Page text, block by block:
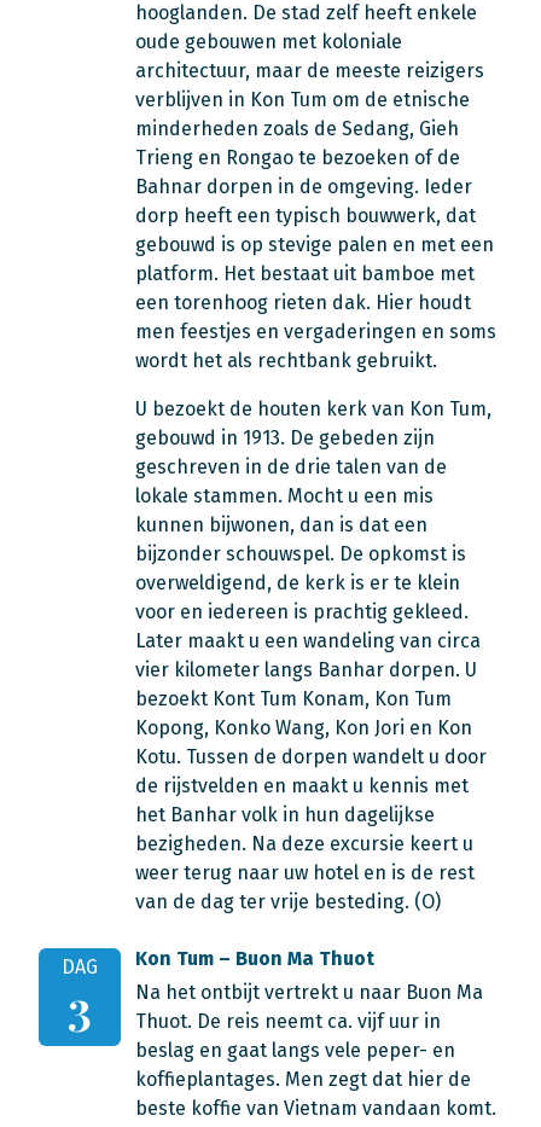
hooglanden. De stad zelf heeft enkele
oude gebouwen met koloniale
architectuur, maar de meeste reizigers
verblijven in Kon Tum om de etnische
minderheden zoals de Sedang, Gieh
Trieng en Rongao te bezoeken of de
Bahnar dorpen in de omgeving. Ieder
dorp heeft een typisch bouwwerk, dat
gebouwd is op stevige palen en met een
platform. Het bestaat uit bamboe met
een torenhoog rieten dak. Hier houdt
men feestjes en vergaderingen en soms
wordt het als rechtbank gebruikt.
U bezoekt de houten kerk van Kon Tum,
gebouwd in 1913. De gebeden zijn
geschreven in de drie talen van de
lokale stammen. Mocht u een mis
kunnen bijwonen, dan is dat een
bijzonder schouwspel. De opkomst is
overweldigend, de kerk is er te klein
voor en iedereen is prachtig gekleed.
Later maakt u een wandeling van circa
vier kilometer langs Banhar dorpen. U
bezoekt Kont Tum Konam, Kon Tum
Kopong, Konko Wang, Kon Jori en Kon
Kotu. Tussen de dorpen wandelt u door
de rijstvelden en maakt u kennis met
het Banhar volk in hun dagelijkse
bezigheden. Na deze excursie keert u
weer terug naar uw hotel en is de rest
van de dag ter vrije besteding. (O)
DAG
3
Kon Tum – Buon Ma Thuot
Na het ontbijt vertrekt u naar Buon Ma
Thuot. De reis neemt ca. vijf uur in
beslag en gaat langs vele peper- en
koffieplantages. Men zegt dat hier de
beste koffie van Vietnam vandaan komt.